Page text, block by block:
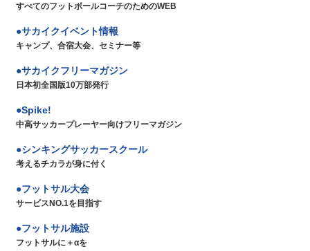
すべてのフットボールコーチのためのWEB
サカイクイベント情報
キャンプ、合宿大会、セミナー等
サカイクフリーマガジン
日本初全国版10万部発行
Spike!
中高サッカープレーヤー向けフリーマガジン
シンキングサッカースクール
考えるチカラが身に付く
フットサル大会
サービスNO.1を目指す
フットサル施設
フットサルに＋αを